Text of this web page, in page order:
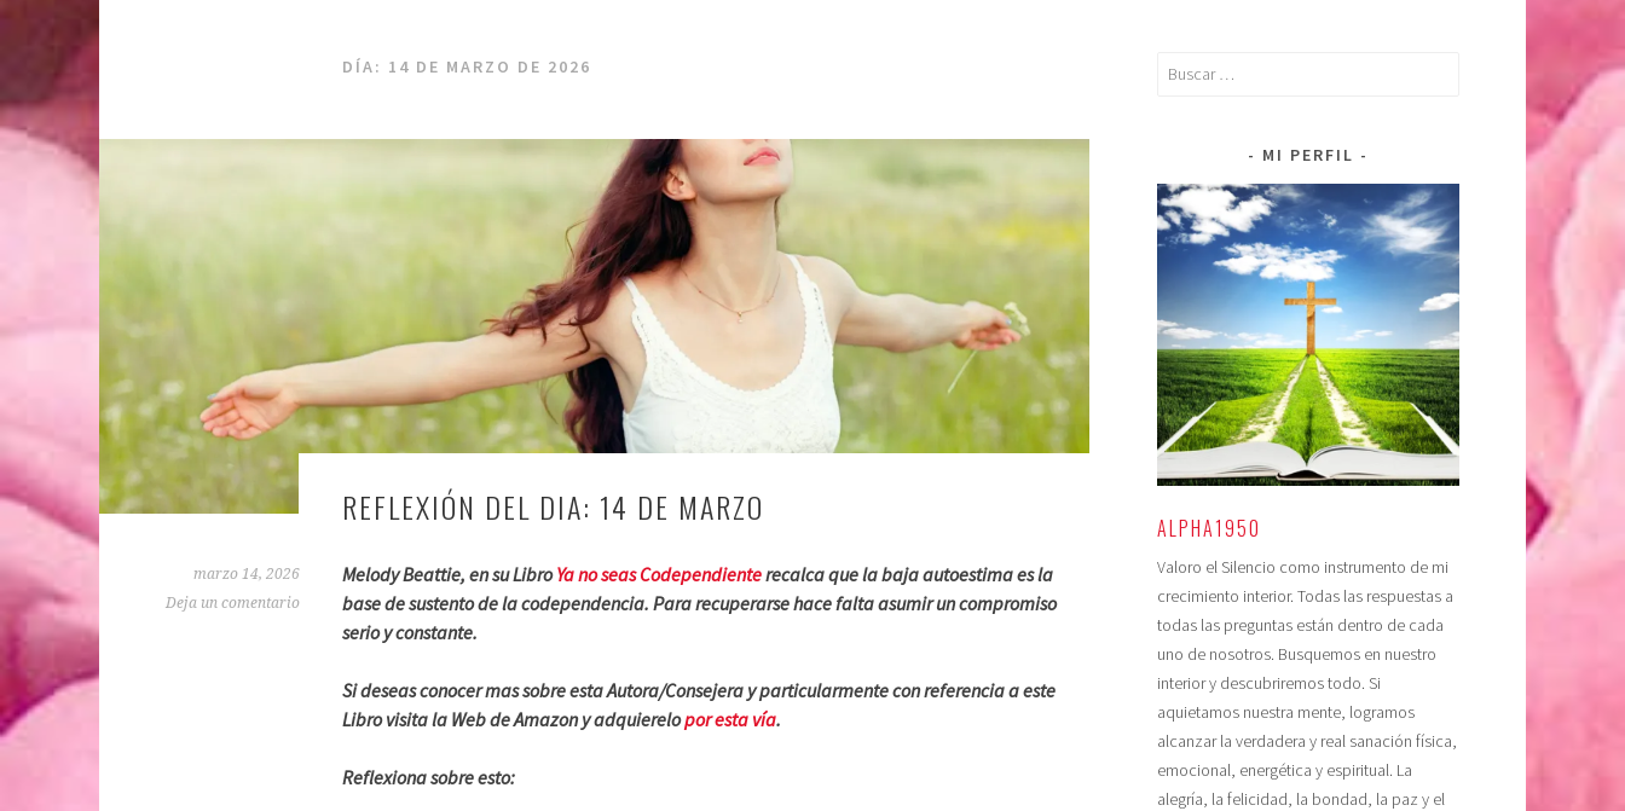
DÍA: 14 DE MARZO DE 2026
REFLEXIÓN DEL DIA: 14 DE MARZO
marzo 14, 2026
Deja un comentario
Melody Beattie, en su LibroYa no seas Codependienterecalca que la baja autoestima es la
base de sustento de la codependencia. Para recuperarse hace falta asumir un compromiso
serio y constante.
Si deseas conocer mas sobre esta Autora/Consejera y particularmente con referencia a este
Libro visita la Web de Amazon y adquierelopor esta vía.
Reflexiona sobre esto:
Buscar:
MI PERFIL
ALPHA1950
Valoro el Silencio como instrumento de mi
crecimiento interior. Todas las respuestas a
todas las preguntas están dentro de cada
uno de nosotros. Busquemos en nuestro
interior y descubriremos todo. Si
aquietamos nuestra mente, logramos
alcanzar la verdadera y real sanación física,
emocional, energética y espiritual. La
alegría, la felicidad, la bondad, la paz y el